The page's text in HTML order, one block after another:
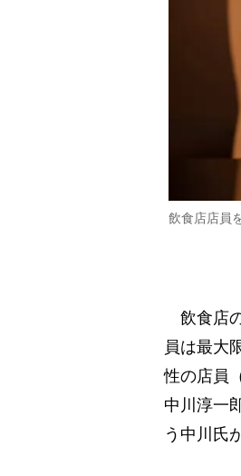
飲食店店員
飲食店
員は最大
性の店員
中川淳一
う中川氏